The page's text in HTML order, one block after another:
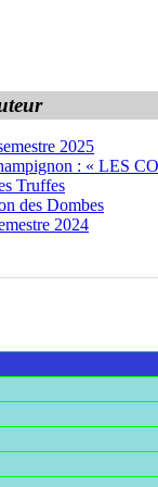
2025
: « LES
Truffes
des Dombes
2024